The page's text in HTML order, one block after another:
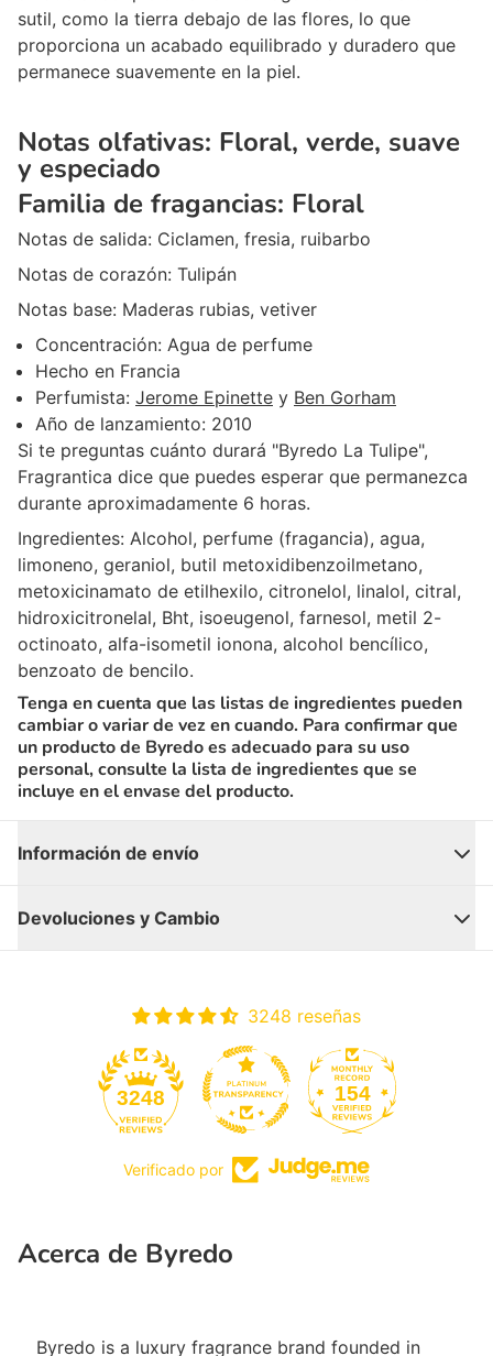
sutil, como la tierra debajo de las flores, lo que
proporciona un acabado equilibrado y duradero que
permanece suavemente en la piel.
Notas olfativas: Floral, verde, suave
y especiado
Familia de fragancias: Floral
Notas de salida: Ciclamen, fresia, ruibarbo
Notas de corazón: Tulipán
Notas base: Maderas rubias, vetiver
Concentración: Agua de perfume
Hecho en Francia
Perfumista: Jerome Epinette y Ben Gorham
Año de lanzamiento: 2010
Si te preguntas cuánto durará "Byredo La Tulipe",
Fragrantica dice que puedes esperar que permanezca
durante aproximadamente 6 horas.
Ingredientes: Alcohol, perfume (fragancia), agua,
limoneno, geraniol, butil metoxidibenzoilmetano,
metoxicinamato de etilhexilo, citronelol, linalol, citral,
hidroxicitronelal, Bht, isoeugenol, farnesol, metil 2-
octinoato, alfa-isometil ionona, alcohol bencílico,
benzoato de bencilo.
Tenga en cuenta que las listas de ingredientes pueden
cambiar o variar de vez en cuando. Para confirmar que
un producto de Byredo es adecuado para su uso
personal, consulte la lista de ingredientes que se
incluye en el envase del producto.
Información de envío
Devoluciones y Cambio
3248 reseñas
3248 154
Verificado por
Acerca de Byredo
Byredo is a luxury fragrance brand founded in